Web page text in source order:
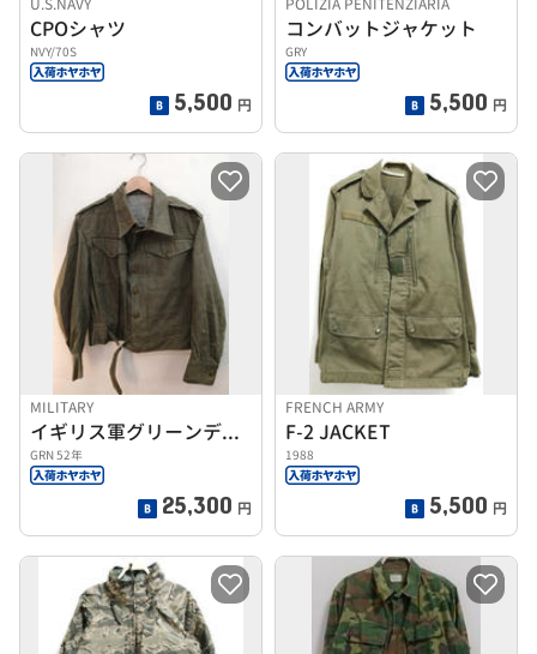
CPOシャツ
NVY/70S
5,500 円
コンバットジャケット
GRY
5,500 円
MILITARY
イギリス軍グリーンデニムジャケット
GRN 52年
25,300 円
FRENCH ARMY
F-2 JACKET
1988
5,500 円